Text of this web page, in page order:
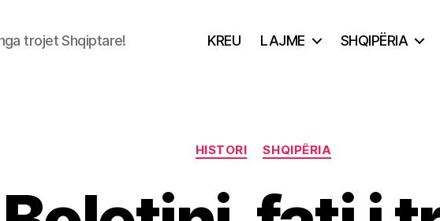
trojet Shqiptare! KREU LAJME SHQIPËRIA
Categories
HISTORI SHQIPËRIA